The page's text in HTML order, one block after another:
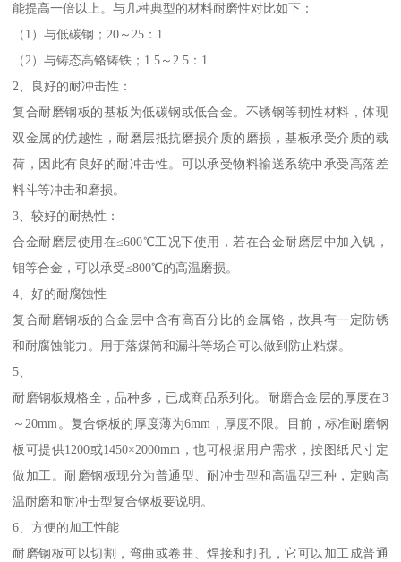
能提高一倍以上。与几种典型的材料耐磨性对比如下：
（1）与低碳钢；20～25：1
（2）与铸态高铬铸铁；1.5～2.5：1
2、良好的耐冲击性：
复合耐磨钢板的基板为低碳钢或低合金。不锈钢等韧性材料，体现
双金属的优越性，耐磨层抵抗磨损介质的磨损，基板承受介质的载
荷，因此有良好的耐冲击性。可以承受物料输送系统中承受高落差
料斗等冲击和磨损。
3、较好的耐热性：
合金耐磨层使用在≤600℃工况下使用，若在合金耐磨层中加入钒，
钼等合金，可以承受≤800℃的高温磨损。
4、好的耐腐蚀性
复合耐磨钢板的合金层中含有高百分比的金属铬，故具有一定防锈
和耐腐蚀能力。用于落煤筒和漏斗等场合可以做到防止粘煤。
5、
耐磨钢板规格全，品种多，已成商品系列化。耐磨合金层的厚度在3
～20mm。复合钢板的厚度薄为6mm，厚度不限。目前，标准耐磨钢
板可提供1200或1450×2000mm，也可根据用户需求，按图纸尺寸定
做加工。耐磨钢板现分为普通型、耐冲击型和高温型三种，定购高
温耐磨和耐冲击型复合钢板要说明。
6、方便的加工性能
耐磨钢板可以切割，弯曲或卷曲、焊接和打孔，它可以加工成普通